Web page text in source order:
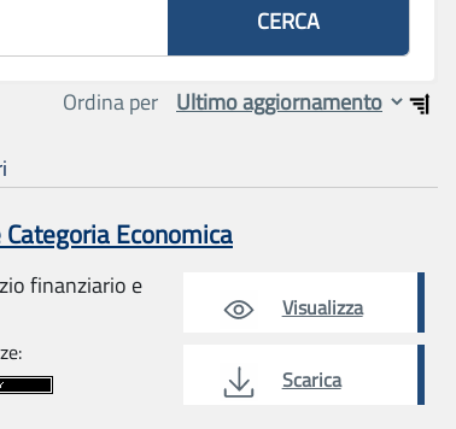
CERCA
Ordina per
Economica
finanziario e
Visualizza
Scarica